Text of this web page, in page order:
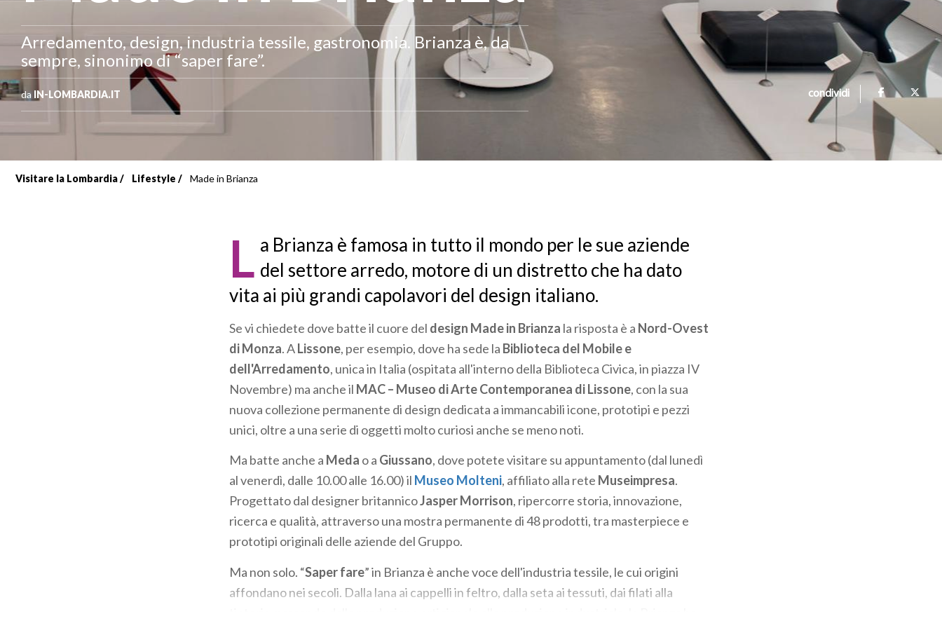
Arredamento, design, industria tessile, gastronomia. Brianza è, da
sempre, sinonimo di “saper fare”.
da IN-LOMBARDIA.IT condividi
Visitare la Lombardia Lifestyle Made in Brianza
L a Brianza è famosa in tutto il mondo per le sue aziende
del settore arredo, motore di un distretto che ha dato
vita ai più grandi capolavori del design italiano.
Se vi chiedete dove batte il cuore del design Made in Brianza la risposta è a Nord-Ovest
di Monza. ALissone, per esempio, dove ha sede la Biblioteca del Mobile e
dell'Arredamento, unica in Italia (ospitata all'interno della Biblioteca Civica, in piazza IV
Novembre) ma anche il MAC – Museo di Arte Contemporanea di Lissone, con la sua
nuova collezione permanente di design dedicata a immancabili icone, prototipi e pezzi
unici, oltre a una serie di oggetti molto curiosi anche se meno noti.
Ma batte anche a Meda o a Giussano, dove potete visitare su appuntamento (dal lunedì
al venerdì, dalle 10.00 alle 16.00) il Museo Molteni, affiliato alla rete Museimpresa.
Progettato dal designer britannicoJasper Morrison, ripercorre storia, innovazione,
ricerca e qualità, attraverso una mostra permanente di 48 prodotti, tra masterpiece e
prototipi originali delle aziende del Gruppo.
Ma non solo. “Saper fare” in Brianza è anche voce dell'industria tessile, le cui origini
affondano nei secoli. Dalla lana ai cappelli in feltro, dalla seta ai tessuti, dai filati alla